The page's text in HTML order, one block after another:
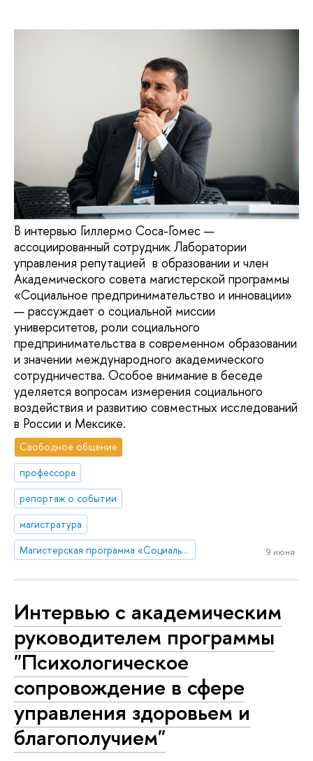
В интервью Гиллермо Соса-Гомес —
ассоциированный сотрудник Лаборатории
управления репутацией в образовании и член
Академического совета магистерской программы
«Социальное предпринимательство и инновации»
— рассуждает о социальной миссии
университетов, роли социального
предпринимательства в современном образовании
и значении международного академического
сотрудничества. Особое внимание в беседе
уделяется вопросам измерения социального
воздействия и развитию совместных исследований
в России и Мексике.
Свободное общение
профессора
репортаж о событии
магистратура
Магистерская программа «Социальное предпринимательство и инновации»
9 июня
Интервью с академическим
руководителем программы
"Психологическое
сопровождение в сфере
управления здоровьем и
благополучием"